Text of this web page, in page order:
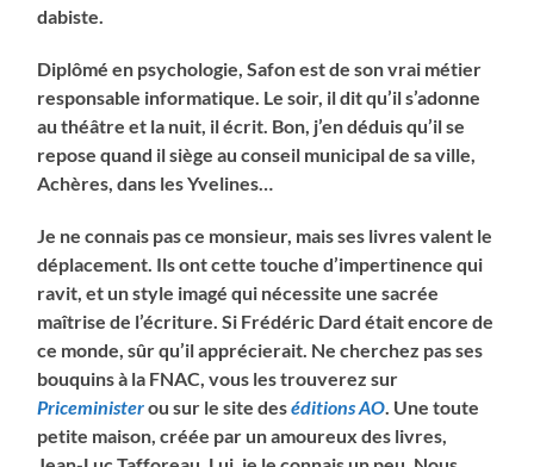
dabiste.
Diplômé en psychologie, Safon est de son vrai métier
responsable informatique. Le soir, il dit qu’il s’adonne
au théâtre et la nuit, il écrit. Bon, j’en déduis qu’il se
repose quand il siège au conseil municipal de sa ville,
Achères, dans les Yvelines…
Je ne connais pas ce monsieur, mais ses livres valent le
déplacement. Ils ont cette touche d’impertinence qui
ravit, et un style imagé qui nécessite une sacrée
maîtrise de l’écriture. Si Frédéric Dard était encore de
ce monde, sûr qu’il apprécierait. Ne cherchez pas ses
bouquins à la FNAC, vous les trouverez sur
Priceministerou sur le site deséditions AO . Une toute
petite maison, créée par un amoureux des livres,